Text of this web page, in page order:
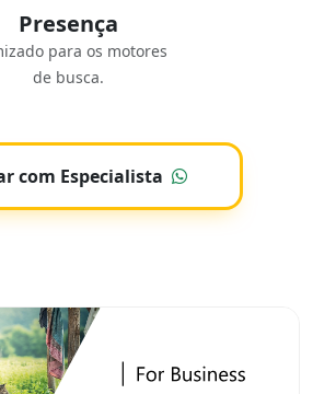
Presença
para os motores
de busca.
com Especialista